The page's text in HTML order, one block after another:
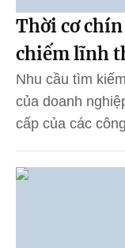
Thời cơ
chiếm lĩnh
Nhu cầu tìm
của doanh
cấp của các